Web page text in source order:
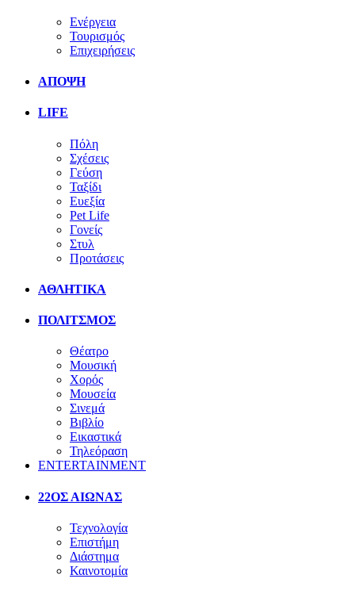
Ενέργεια
Τουρισμός
Επιχειρήσεις
ΑΠΟΨΗ
LIFE
Πόλη
Σχέσεις
Γεύση
Ταξίδι
Ευεξία
Pet Life
Γονείς
Στυλ
Προτάσεις
ΑΘΛΗΤΙΚΑ
ΠΟΛΙΤΣΜΟΣ
Θέατρο
Μουσική
Χορός
Μουσεία
Σινεμά
Βιβλίο
Εικαστικά
Τηλεόραση
ENTERTAINMENT
22ΟΣ ΑΙΩΝΑΣ
Τεχνολογία
Επιστήμη
Διάστημα
Καινοτομία